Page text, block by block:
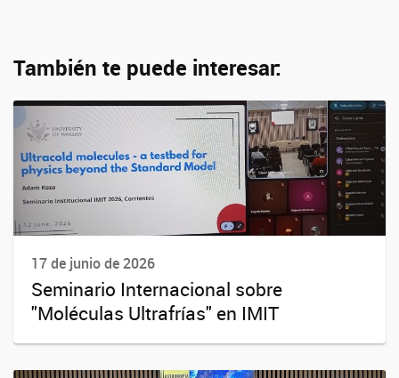
También te puede interesar:
17 de junio de 2026
Seminario Internacional sobre
"Moléculas Ultrafrías" en IMIT